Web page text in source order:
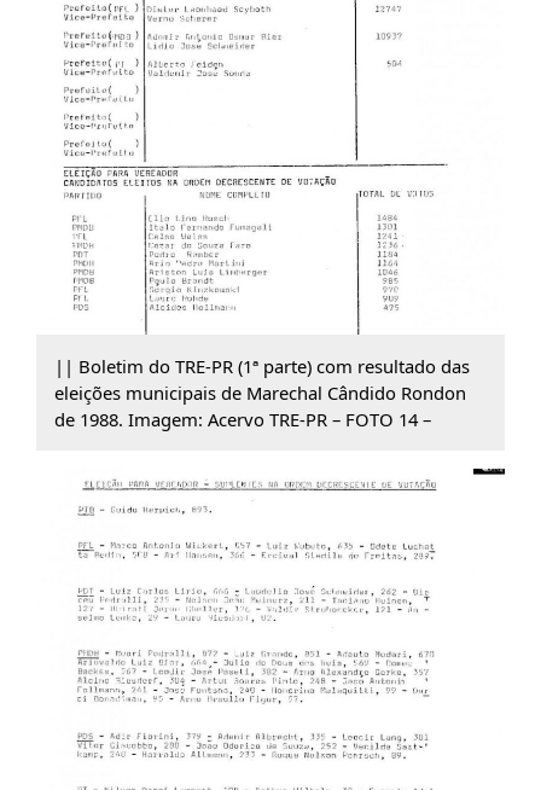
|| Boletim do TRE-PR (1ª parte) com resultado das
eleições municipais de Marechal Cândido Rondon
de 1988. Imagem: Acervo TRE-PR – FOTO 14 –